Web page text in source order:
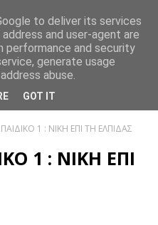
1 : ΝΙΚΗ ΕΠΙ ΤΗ ΕΛΠΙΔΑΣ
1 : ΝΙΚΗ ΕΠΙ
to deliver its services
and user-agent are
performance and security
generate usage
abuse.
GOT IT